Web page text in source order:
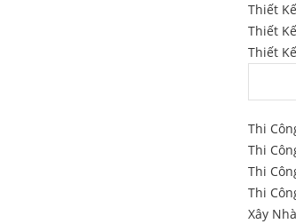
Thiết
Thiết
Thiết
Thi
Thi
Thi
Thi
Xây